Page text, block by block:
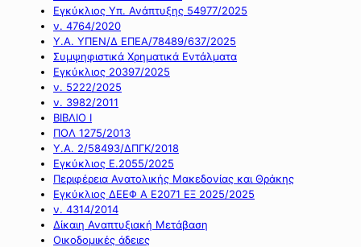
Εγκύκλιος Υπ. Ανάπτυξης 54977/2025
ν. 4764/2020
Υ.Α. ΥΠΕΝ/Δ ΕΠΕΑ/78489/637/2025
Συμψηφιστικά Χρηματικά Εντάλματα
Εγκύκλιος 20397/2025
ν. 5222/2025
ν. 3982/2011
ΒΙΒΛΙΟ Ι
ΠΟΛ 1275/2013
Υ.Α. 2/58493/ΔΠΓΚ/2018
Εγκύκλιος Ε.2055/2025
Περιφέρεια Ανατολικής Μακεδονίας και Θράκης
Εγκύκλιος ΔΕΕΦ Α Ε2071 ΕΞ 2025/2025
ν. 4314/2014
Δίκαιη Αναπτυξιακή Μετάβαση
Οικοδομικές άδειες